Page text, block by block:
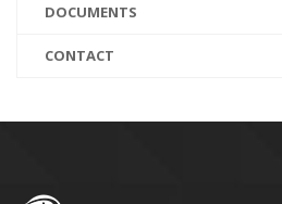
DOCUMENTS
CONTACT